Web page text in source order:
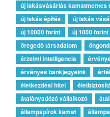
új lakásvásárlás kamatmentes
új lakás építés
új lakás
új 10000 forint
új 1000 forint
öregedő társadalom
érzelmi intelligencia
érvényes bankjegyeink
életkezdési hitel
átalányadózó vállalkozó
állampapírok kamat